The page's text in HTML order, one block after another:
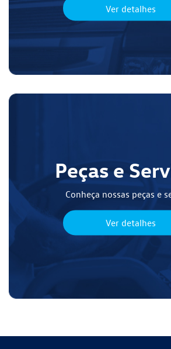
Ver detalhes
Peças e
Conheça nossas peças e
Ver detalhes